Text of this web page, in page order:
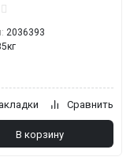
2036393
Сравнить
В корзину